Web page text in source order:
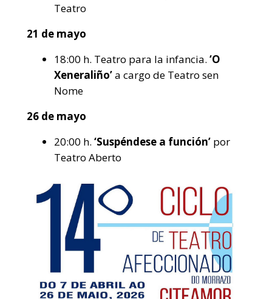
Teatro
21 de mayo
18:00 h. Teatro para la infancia. ‘O
Xeneraliño’a cargo de Teatro sen
Nome
26 de mayo
20:00 h. ‘Suspéndese a función’ por
Teatro Aberto